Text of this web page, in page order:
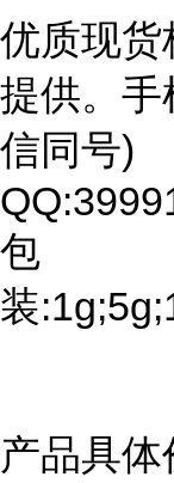
优质现货
提供。手
信同号)
包
装
产品具